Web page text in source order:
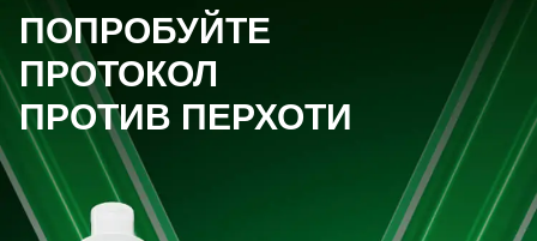
ПОПРОБУЙТЕ
ПРОТОКОЛ
ПРОТИВ ПЕРХОТИ